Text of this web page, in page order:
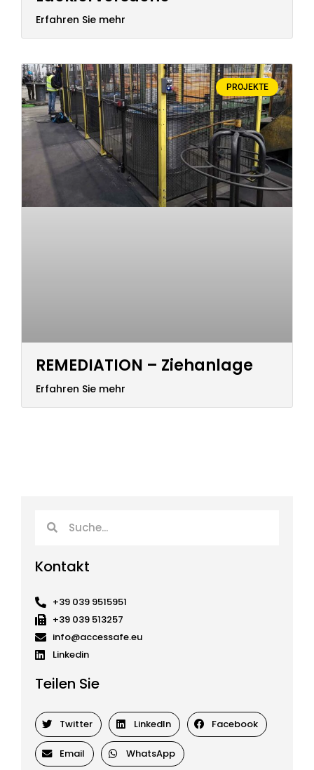
Erfahren Sie mehr
PROJEKTE
REMEDIATION – Ziehanlage
Erfahren Sie mehr
Kontakt
+39 039 9515951
+39 039 513257
info@accessafe.eu
Linkedin
Teilen Sie
Twitter LinkedIn Facebook
Email WhatsApp